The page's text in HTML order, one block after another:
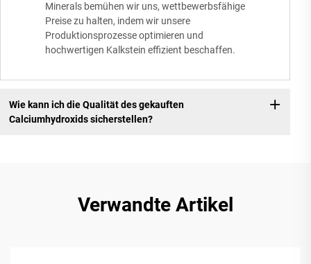
Minerals bemühen wir uns, wettbewerbsfähige
Preise zu halten, indem wir unsere
Produktionsprozesse optimieren und
hochwertigen Kalkstein effizient beschaffen.
Wie kann ich die Qualität des gekauften
Calciumhydroxids sicherstellen?
Verwandte Artikel